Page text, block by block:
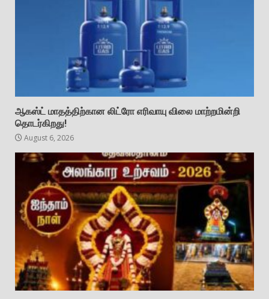
ஆகஸ்ட் மாதத்திற்கான லிட்ரோ எரிவாயு விலை மாற்றமின்றி
தொடர்கிறது!
August 6, 2026